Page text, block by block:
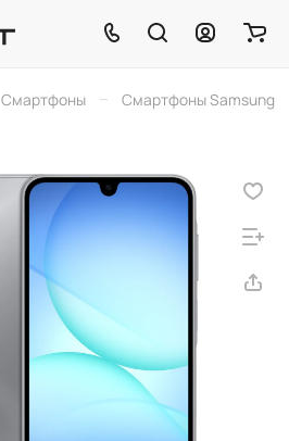
Смартфоны – Смартфоны Samsung